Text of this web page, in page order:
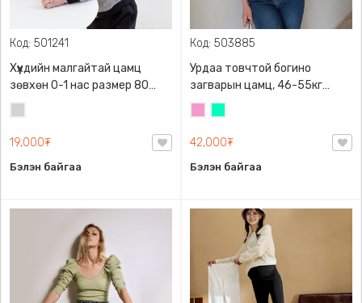
Код: 501241
Хүүхдийн малгайтай цамц
зөвхөн 0-1 нас размер 80
сонголттой
19,000₮
Бэлэн байгаа
Код: 503885
Урдаа товчтой богино
загварын цамц, 46-55кг
жинд таарна
42,000₮
Бэлэн байгаа